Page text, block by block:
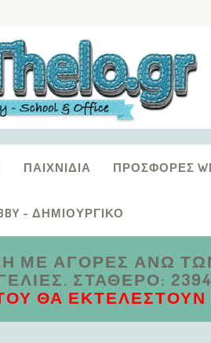
ΠΑΙΧΝΊΔΙΑ ΠΡΟΣΦΟΡΈΣ
- ΔΗΜΙΟΥΡΓΙΚΌ
ΜΕ ΑΓΟΡΕΣ ΑΝΩ
ΣΤΑΘΕΡΌ:
ΘΑ ΕΚΤΕΛΕΣΤΟΎΝ